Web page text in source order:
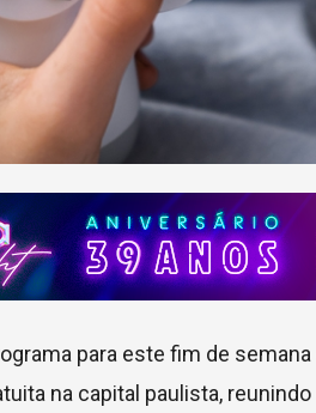
para este fim de
na capital paulista,